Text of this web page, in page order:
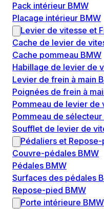
Pack intérieur BMW
Placage intérieur BMW
Levier de vitesse et
Cache de levier de
Cache pommeau BMW
Habillage de levier de
Levier de frein à main
Poignées de frein à
Pommeau de levier de
Pommeau de
Soufflet de levier de
Pédaliers et
Couvre-pédales BMW
Pédales BMW
Surfaces des pédales
Repose-pied BMW
Porte intérieure BMW